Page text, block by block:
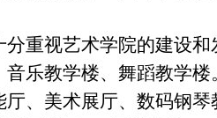
分重视艺术学院的建设
音乐教学楼、舞蹈教学
厅、美术展厅、数码钢